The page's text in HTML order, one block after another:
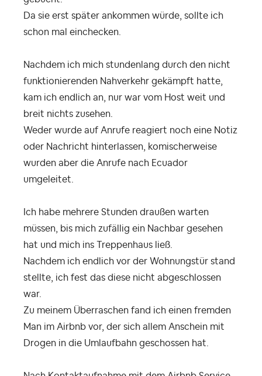
Da sie erst später ankommen würde, sollte ich
schon mal einchecken.
Nachdem ich mich stundenlang durch den nicht
funktionierenden Nahverkehr gekämpft hatte,
kam ich endlich an, nur war vom Host weit und
breit nichts zusehen.
Weder wurde auf Anrufe reagiert noch eine Notiz
oder Nachricht hinterlassen, komischerweise
wurden aber die Anrufe nach Ecuador
umgeleitet.
Ich habe mehrere Stunden draußen warten
müssen, bis mich zufällig ein Nachbar gesehen
hat und mich ins Treppenhaus ließ.
Nachdem ich endlich vor der Wohnungstür stand
stellte, ich fest das diese nicht abgeschlossen
war.
Zu meinem Überraschen fand ich einen fremden
Man im Airbnb vor, der sich allem Anschein mit
Drogen in die Umlaufbahn geschossen hat.